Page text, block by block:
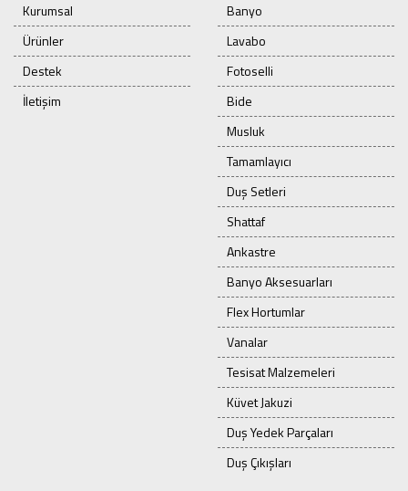
Kurumsal
Ürünler
Destek
İletişim
Banyo
Lavabo
Fotoselli
Bide
Musluk
Tamamlayıcı
Duş Setleri
Shattaf
Ankastre
Banyo Aksesuarları
Flex Hortumlar
Vanalar
Tesisat Malzemeleri
Küvet Jakuzi
Duş Yedek Parçaları
Duş Çıkışları